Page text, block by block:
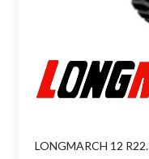
LONGMARCH 12